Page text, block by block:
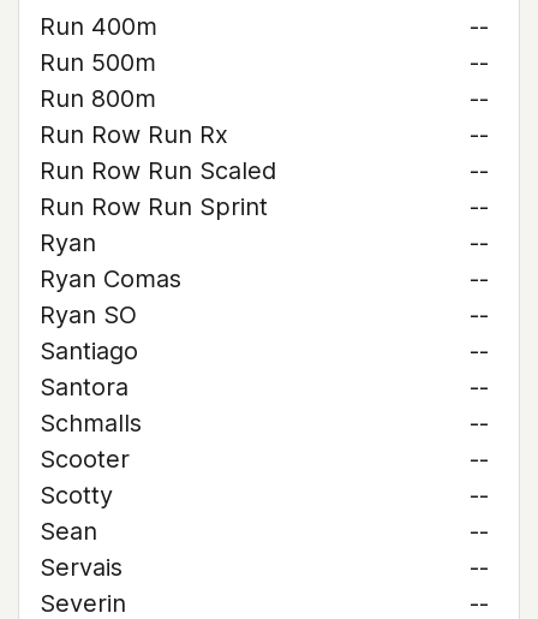
Run 400m
--
Run 500m
--
Run 800m
--
Run Row Run Rx
--
Run Row Run Scaled
--
Run Row Run Sprint
--
Ryan
--
Ryan Comas
--
Ryan SO
--
Santiago
--
Santora
--
Schmalls
--
Scooter
--
Scotty
--
Sean
--
Servais
--
Severin
--